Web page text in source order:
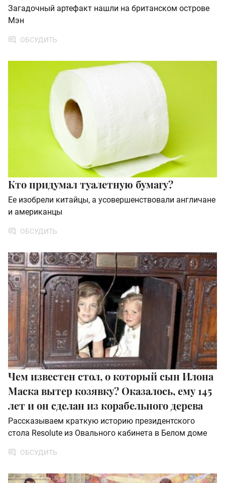
Загадочный артефакт нашли на британском острове
Мэн
ОБСУДИТЬ
Кто придумал туалетную бумагу?
Ее изобрели китайцы, а усовершенствовали англичане
и американцы
ОБСУДИТЬ
Чем известен стол, о который сын Илона
Маска вытер козявку? Оказалось, ему 145
лет и он сделан из корабельного дерева
Рассказываем краткую историю президентского
стола Resolute из Овального кабинета в Белом доме
ОБСУДИТЬ